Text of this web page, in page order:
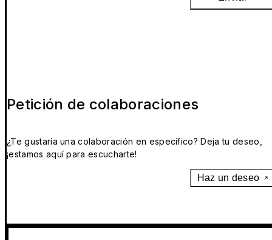
Petición de colaboraciones
¿Te gustaría una colaboración en específico? Deja tu deseo,
¡estamos aquí para escucharte!
Haz un deseo